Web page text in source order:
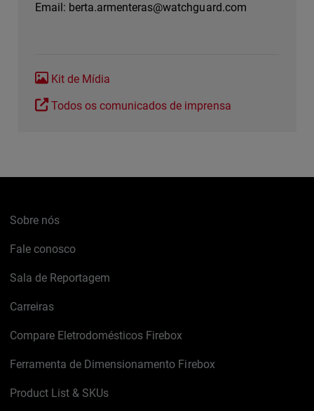
Email: berta.armenteras@watchguard.com
Kit de Mídia
Todos os comunicados de imprensa
Sobre nós
Fale conosco
Sala de Reportagem
Carreiras
Compare Eletrodomésticos Firebox
Ferramenta de Dimensionamento Firebox
Product List & SKUs